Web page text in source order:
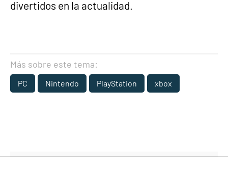
divertidos en la actualidad.
Más sobre este tema:
PC Nintendo PlayStation xbox